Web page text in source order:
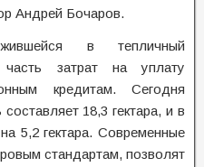
Андрей Бочаров.
в тепличный
часть затрат на уплату
кредитам. Сегодня
18,3 гектара, и в
5,2 гектара. Современные
стандартам, позволят